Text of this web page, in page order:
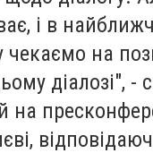
і в
чекаємо на
діалозі", -
на